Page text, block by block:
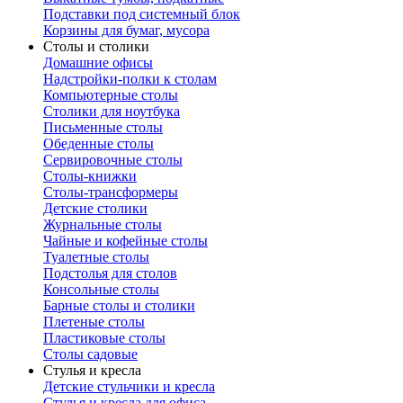
Подставки под системный блок
Корзины для бумаг, мусора
Столы и столики
Домашние офисы
Надстройки-полки к столам
Компьютерные столы
Столики для ноутбука
Письменные столы
Обеденные столы
Сервировочные столы
Столы-книжки
Столы-трансформеры
Детские столики
Журнальные столы
Чайные и кофейные столы
Туалетные столы
Подстолья для столов
Консольные столы
Барные столы и столики
Плетеные столы
Пластиковые столы
Столы садовые
Стулья и кресла
Детские стульчики и кресла